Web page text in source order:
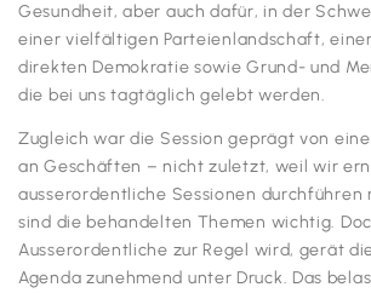
Gesundheit, aber auch dafür, in der
einer vielfältigen Parteienlandschaft,
direkten Demokratie sowie Grund- und
die bei uns tagtäglich gelebt werden.
Zugleich war die Session geprägt von
an Geschäften – nicht zuletzt, weil wir
ausserordentliche Sessionen durchführen
sind die behandelten Themen wichtig.
Ausserordentliche zur Regel wird, gerät
Agenda zunehmend unter Druck. Das